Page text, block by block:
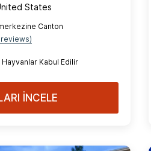
States
Canton
reviews)
Hayvanlar Kabul Edilir
İNCELE